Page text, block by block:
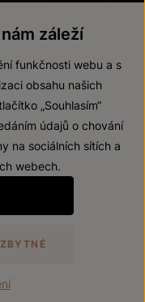
a. s.
mladším 18 let.
záleží
funkčnosti webu a s
obsahu našich
„Souhlasím“
údajů o chování
na sociálních sítích a
webech.